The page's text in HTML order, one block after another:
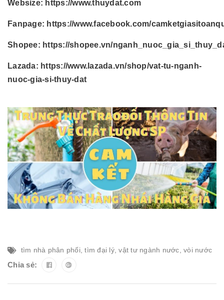
Websize: https://www.thuydat.com
Fanpage: https://www.facebook.com/
Shopee: https://shopee.vn/
Lazada: https://www.lazada.vn/shop/vat-tu-nganh-
nuoc-gia-si-thuy-dat
tìm nhà phân phối ,tìm đại lý,vật tư ngành nước vòi nước
Chia sẻ: